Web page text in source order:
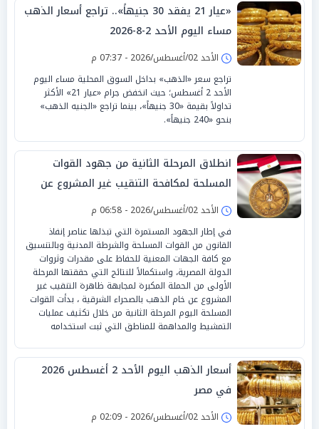
«عيار 21 يفقد 30 جنيهاً».. تراجع أسعار الذهب
مساء اليوم الأحد 2-8-2026
الأحد 02/أغسطس/2026 - 07:37 م
تراجع سعر «الذهب» بداخل السوق المحلية مساء اليوم
الأحد 2 أغسطس؛ حيث انخفض جرام «عيار 21» الأكثر
تداولاً بقيمة «30 جنيهاً»، بينما تراجع «الجنيه الذهب»
بنحو «240 جنيهاً».
انطلاق المرحلة الثانية من جهود القوات
المسلحة لمكافحة التنقيب غير المشروع عن
الذهب
الأحد 02/أغسطس/2026 - 06:58 م
في إطار الجهود المستمرة التي تبذلها عناصر إنفاذ
القانون من القوات المسلحة والشرطة المدنية وبالتنسيق
مع كافة الجهات المعنية للحفاظ على مقدرات وثروات
الدولة المصرية، واستكمالاً للنتائج التي حققتها المرحلة
الأولى من الحملة المكبرة لمجابهة ظاهرة التنقيب غير
المشروع عن خام الذهب بالصحراء الشرقية ، بدأت القوات
المسلحة اليوم المرحلة الثانية من خلال تكثيف عمليات
التمشيط والمداهمة للمناطق التي ثبت استخدامه
أسعار الذهب اليوم الأحد 2 أغسطس 2026
في مصر
الأحد 02/أغسطس/2026 - 02:09 م